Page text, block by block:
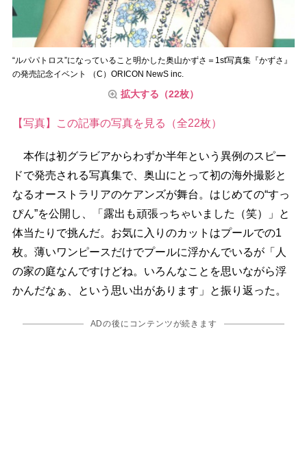
“ルパパトロス”になっていること明かした奥山かずさ＝1st写真集『かずさ』
の発売記念イベント （C）ORICON NewS inc.
拡大する（22枚）
【写真】この記事の写真を見る（全22枚）
本作は初グラビアからわずか半年という異例のスピー
ドで発売される写真集で、奥山にとって初の海外撮影と
なるオーストラリアのケアンズが舞台。はじめての“すっ
ぴん”を公開し、「露出も頑張っちゃいました（笑）」と
体当たりで挑んだ。お気に入りのカットはプールでの1
枚。薄いワンピースだけでプールに浮かんでいるが「人
の家の庭なんですけどね。いろんなことを思いながら浮
かんだなぁ、という思い出があります」と振り返った。
ADの後にコンテンツが続きます